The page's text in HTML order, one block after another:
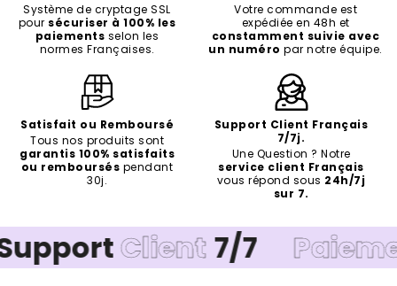
Système de cryptage SSL
pour sécuriser à 100% les
paiements selon les
normes Françaises.
Votre commande est
expédiée en 48h et
constamment suivie avec
un numéro par notre équipe.
Satisfait ou Remboursé
Tous nos produits sont
garantis 100% satisfaits
ou remboursés pendant
30j.
Support Client Français
7/7j.
Une Question ? Notre
service client Français
vous répond sous 24h/7j
sur 7.
Client 7/7 Paiement